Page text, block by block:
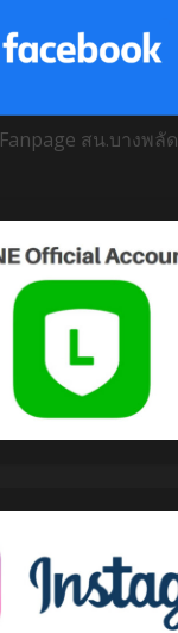
Fanpage สน.บางพลัด